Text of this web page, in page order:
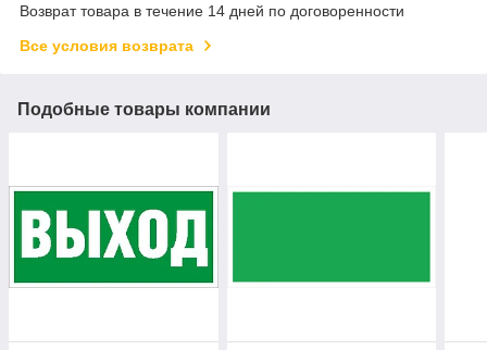
Возврат товара в течение 14 дней по договоренности
Все условия возврата
Подобные товары компании